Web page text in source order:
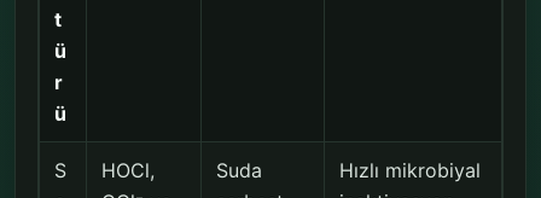
t
ü
r
ü
S
HOCl,
Suda
Hızlı mikrobiyal